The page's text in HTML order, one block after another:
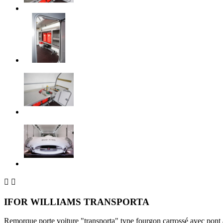
 
IFOR WILLIAMS TRANSPORTA
Remorque porte voiture "transporta" type fourgon carrossé avec